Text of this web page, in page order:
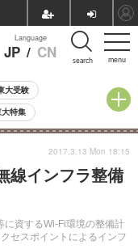
menu
Language
JP / CN search
大受験
特集
小学校受験
気記事
線インフラ整備
資するWi-Fi環境の整備計
セスポイントによるインフ
2017.3.13 Mon 18:15